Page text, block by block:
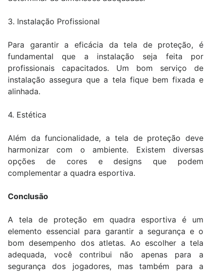
3. Instalação Profissional
Para garantir a eficácia da tela de proteção, é
fundamental que a instalação seja feita por
profissionais capacitados. Um bom serviço de
instalação assegura que a tela fique bem fixada e
alinhada.
4. Estética
Além da funcionalidade, a tela de proteção deve
harmonizar com o ambiente. Existem diversas
opções de cores e designs que podem
complementar a quadra esportiva.
Conclusão
A tela de proteção em quadra esportiva é um
elemento essencial para garantir a segurança e o
bom desempenho dos atletas. Ao escolher a tela
adequada, você contribui não apenas para a
segurança dos jogadores, mas também para a